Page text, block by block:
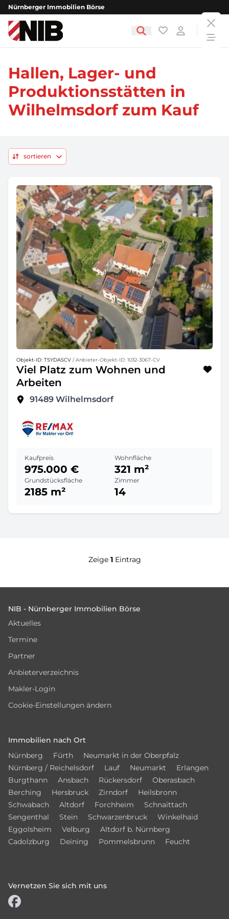
Nürnberger Immobilien Börse
NIB - Nürnberger Immobilien Börse Favoriten
Login
Hallen, Lager- und
Produktionsstätten in
Wilhelmsdorf zum Kauf
sortieren
Objekt-ID: TSYDASCV / Anbieter-Objekt-ID: 1032-3067-CV
Viel Platz zum Wohnen und
Arbeiten
91489 Wilhelmsdorf
Kaufpreis
975.000 €
Wohnfläche
321 m²
Grundstücksfläche
2185 m²
Zimmer
14
Zeige 1Eintrag
NIB - Nürnberger Immobilien Börse
Aktuelles
Termine
Partner
Anbieterverzeichnis
Makler-Login
Cookie-Einstellungen ändern
Immobilien nach Ort
Nürnberg
Fürth
Neumarkt in der Oberpfalz
Nürnberg / Reichelsdorf
Lauf Neumarkt
Erlangen
Burgthann
Ansbach Rückersdorf
Oberasbach
Berching
Hersbruck Zirndorf
Heilsbronn
Schwabach
Altdorf Forchheim
Schnaittach
Sengenthal
Stein Schwarzenbruck
Winkelhaid
Eggolsheim
Velburg
Altdorf b. Nürnberg
Cadolzburg
Deining Pommelsbrunn Feucht
Vernetzen Sie sich mit uns